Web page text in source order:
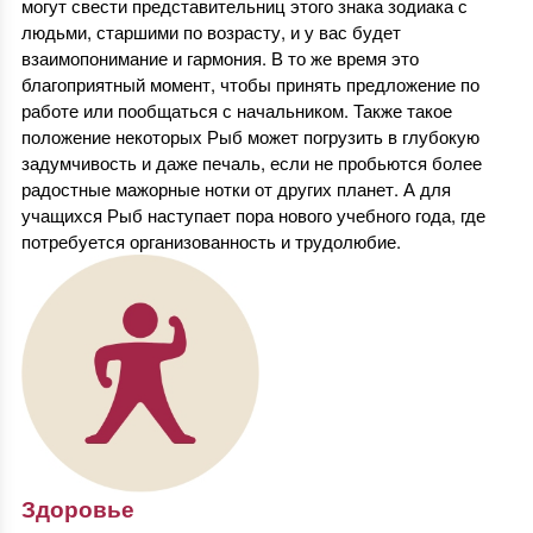
могут свести представительниц этого знака зодиака с
людьми, старшими по возрасту, и у вас будет
взаимопонимание и гармония. В то же время это
благоприятный момент, чтобы принять предложение по
работе или пообщаться с начальником. Также такое
положение некоторых Рыб может погрузить в глубокую
задумчивость и даже печаль, если не пробьются более
радостные мажорные нотки от других планет. А для
учащихся Рыб наступает пора нового учебного года, где
потребуется организованность и трудолюбие.
Здоровье